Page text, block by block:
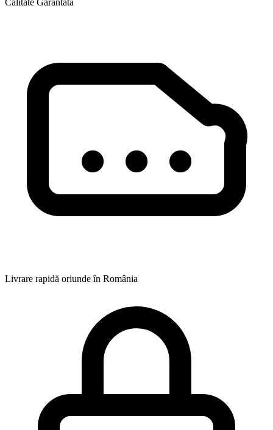
Livrare rapidă oriunde în România